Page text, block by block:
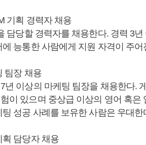
기획 경력자 채용
담당할 경력자를 채용한다. 경력 3년
능통한 사람에게 지원 자격이 주
팀장 채용
년 이상의 마케팅 팀장을 채용한다.
이 있으며 중상급 이상의 영어 혹은
성공 사례를 보유한 사람은 우대
담당자 채용